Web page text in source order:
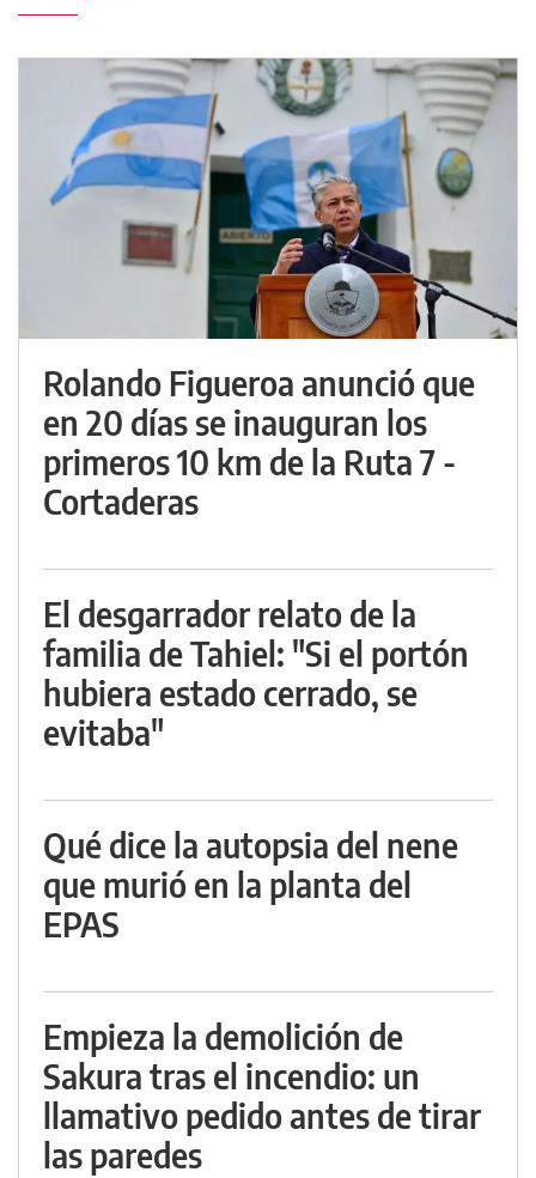
Rolando Figueroa anunció que
en 20 días se inauguran los
primeros 10 km de la Ruta 7 -
Cortaderas
El desgarrador relato de la
familia de Tahiel: "Si el portón
hubiera estado cerrado, se
evitaba"
Qué dice la autopsia del nene
que murió en la planta del
EPAS
Empieza la demolición de
Sakura tras el incendio: un
llamativo pedido antes de tirar
las paredes